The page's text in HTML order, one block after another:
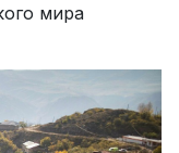
мира